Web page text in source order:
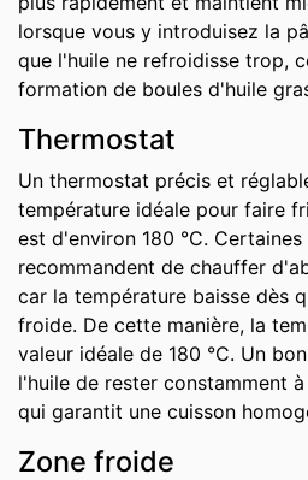
lorsque vous y introduisez la
que l'huile ne refroidisse trop,
formation de boules d'huile
Thermostat
Un thermostat précis et
température idéale pour faire
est d'environ 180 °C.
recommandent de chauffer
car la température baisse dès
froide. De cette manière, la
valeur idéale de 180 °C. Un
l'huile de rester constamment
qui garantit une cuisson
Zone froide